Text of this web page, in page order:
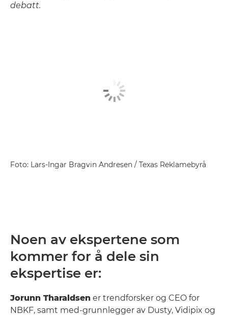
debatt.
Foto: Lars-Ingar Bragvin Andresen / Texas Reklamebyrå
Noen av ekspertene som
kommer for å dele sin
ekspertise er:
Jorunn Tharaldsen er trendforsker og CEO for
NBKF, samt med-grunnlegger av Dusty, Vidipix og